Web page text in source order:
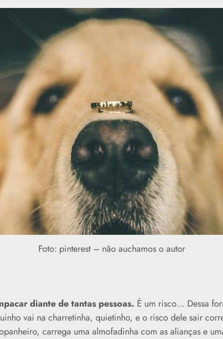
Foto: pinterest – não auchamos o autor
diante de tantas pessoas. É um risco… Dessa
vai na charretinha, quietinho, e o risco dele sair
carrega uma almofadinha com as alianças e